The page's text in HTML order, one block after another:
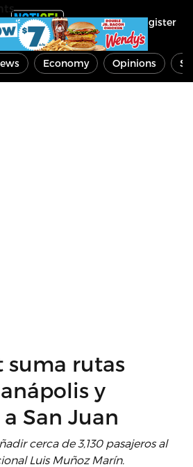
Register
Economy Opinions
suma rutas
y
San Juan
cerca de 3,130 pasajeros al
Luis Muñoz Marín.